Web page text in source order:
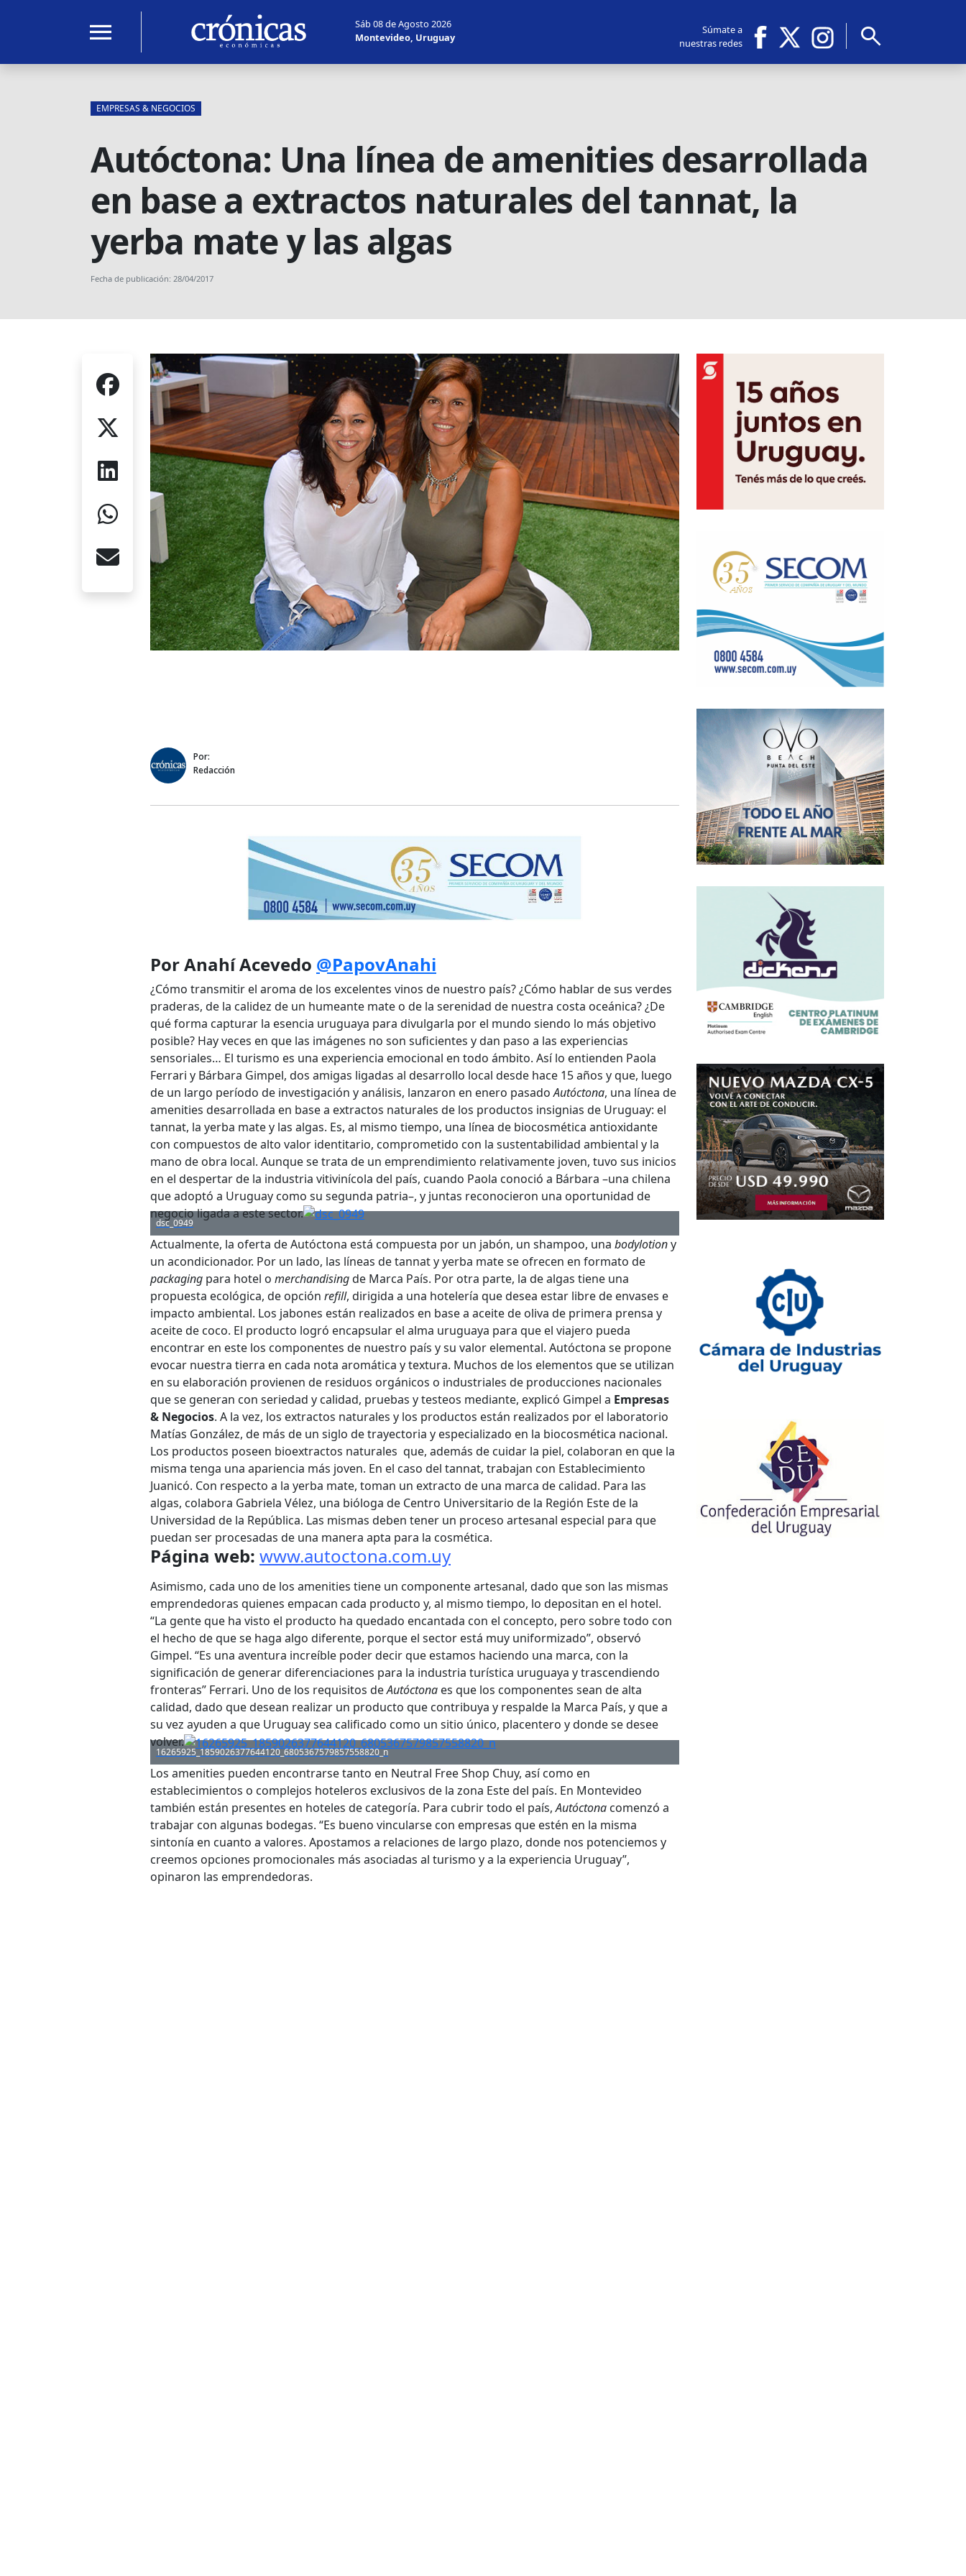
menu
Sáb 08 de Agosto 2026
Montevideo, Uruguay
Súmate a
nuestras redes
search
EMPRESAS & NEGOCIOS
Autóctona: Una línea de amenities desarrollada
en base a extractos naturales del tannat, la
yerba mate y las algas
Fecha de publicación: 28/04/2017
Por:
Redacción
Por Anahí Acevedo @PapovAnahi
¿Cómo transmitir el aroma de los excelentes vinos de nuestro país? ¿Cómo hablar de sus verdes
praderas, de la calidez de un humeante mate o de la serenidad de nuestra costa oceánica? ¿De
qué forma capturar la esencia uruguaya para divulgarla por el mundo siendo lo más objetivo
posible? Hay veces en que las imágenes no son suficientes y dan paso a las experiencias
sensoriales… El turismo es una experiencia emocional en todo ámbito. Así lo entienden Paola
Ferrari y Bárbara Gimpel, dos amigas ligadas al desarrollo local desde hace 15 años y que, luego
de un largo período de investigación y análisis, lanzaron en enero pasadoAutóctona, una línea de
amenities desarrollada en base a extractos naturales de los productos insignias de Uruguay: el
tannat, la yerba mate y las algas. Es, al mismo tiempo, una línea de biocosmética antioxidante
con compuestos de alto valor identitario, comprometido con la sustentabilidad ambiental y la
mano de obra local. Aunque se trata de un emprendimiento relativamente joven, tuvo sus inicios
en el despertar de la industria vitivinícola del país, cuando Paola conoció a Bárbara –una chilena
que adoptó a Uruguay como su segunda patria–, y juntas reconocieron una oportunidad de
negocio ligada a este sector.
dsc_0949
Actualmente, la oferta de Autóctona está compuesta por un jabón, un shampoo, una bodylotiony
un acondicionador. Por un lado, las líneas de tannat y yerba mate se ofrecen en formato de
packaging para hotel o merchandisingde Marca País. Por otra parte, la de algas tiene una
propuesta ecológica, de opción refill, dirigida a una hotelería que desea estar libre de envases e
impacto ambiental. Los jabones están realizados en base a aceite de oliva de primera prensa y
aceite de coco. El producto logró encapsular el alma uruguaya para que el viajero pueda
encontrar en este los componentes de nuestro país y su valor elemental. Autóctona se propone
evocar nuestra tierra en cada nota aromática y textura. Muchos de los elementos que se utilizan
en su elaboración provienen de residuos orgánicos o industriales de producciones nacionales
que se generan con seriedad y calidad, pruebas y testeos mediante, explicó Gimpel a Empresas
& Negocios. A la vez, los extractos naturales y los productos están realizados por el laboratorio
Matías González, de más de un siglo de trayectoria y especializado en la biocosmética nacional.
Los productos poseen bioextractos naturales que, además de cuidar la piel, colaboran en que la
misma tenga una apariencia más joven. En el caso del tannat, trabajan con Establecimiento
Juanicó. Con respecto a la yerba mate, toman un extracto de una marca de calidad. Para las
algas, colabora Gabriela Vélez, una bióloga de Centro Universitario de la Región Este de la
Universidad de la República. Las mismas deben tener un proceso artesanal especial para que
puedan ser procesadas de una manera apta para la cosmética.
Página web: www.autoctona.com.uy
Asimismo, cada uno de los amenities tiene un componente artesanal, dado que son las mismas
emprendedoras quienes empacan cada producto y, al mismo tiempo, lo depositan en el hotel.
“La gente que ha visto el producto ha quedado encantada con el concepto, pero sobre todo con
el hecho de que se haga algo diferente, porque el sector está muy uniformizado”, observó
Gimpel. “Es una aventura increíble poder decir que estamos haciendo una marca, con la
significación de generar diferenciaciones para la industria turística uruguaya y trascendiendo
fronteras” Ferrari. Uno de los requisitos deAutóctona es que los componentes sean de alta
calidad, dado que desean realizar un producto que contribuya y respalde la Marca País, y que a
su vez ayuden a que Uruguay sea calificado como un sitio único, placentero y donde se desee
volver.
16265925_1859026377644120_6805367579857558820_n
Los amenities pueden encontrarse tanto en Neutral Free Shop Chuy, así como en
establecimientos o complejos hoteleros exclusivos de la zona Este del país. En Montevideo
también están presentes en hoteles de categoría. Para cubrir todo el país,Autóctona comenzó a
trabajar con algunas bodegas. “Es bueno vincularse con empresas que estén en la misma
sintonía en cuanto a valores. Apostamos a relaciones de largo plazo, donde nos potenciemos y
creemos opciones promocionales más asociadas al turismo y a la experiencia Uruguay”,
opinaron las emprendedoras.